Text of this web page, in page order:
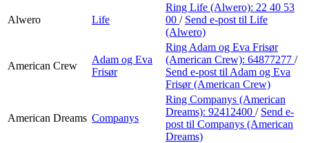
Alwero Life
Ring Life (Alwero): 22 40 53
00 / Send e-post til Life
(Alwero)
American Crew
Adam og Eva
Frisør
Ring Adam og Eva Frisør
(American Crew): 64877277 /
Send e-post til Adam og Eva
Frisør (American Crew)
American Dreams Companys
Ring Companys (American
Dreams): 92412400 / Send e-
post til Companys (American
Dreams)